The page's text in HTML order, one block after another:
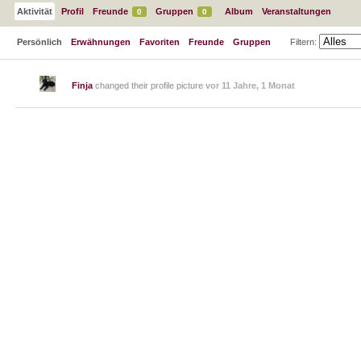
Aktivität Profil Freunde 0 Gruppen 0 Album Veranstaltungen
Persönlich Erwähnungen Favoriten Freunde Gruppen Filtern:
Finja changed their profile picture vor 11 Jahre, 1 Monat